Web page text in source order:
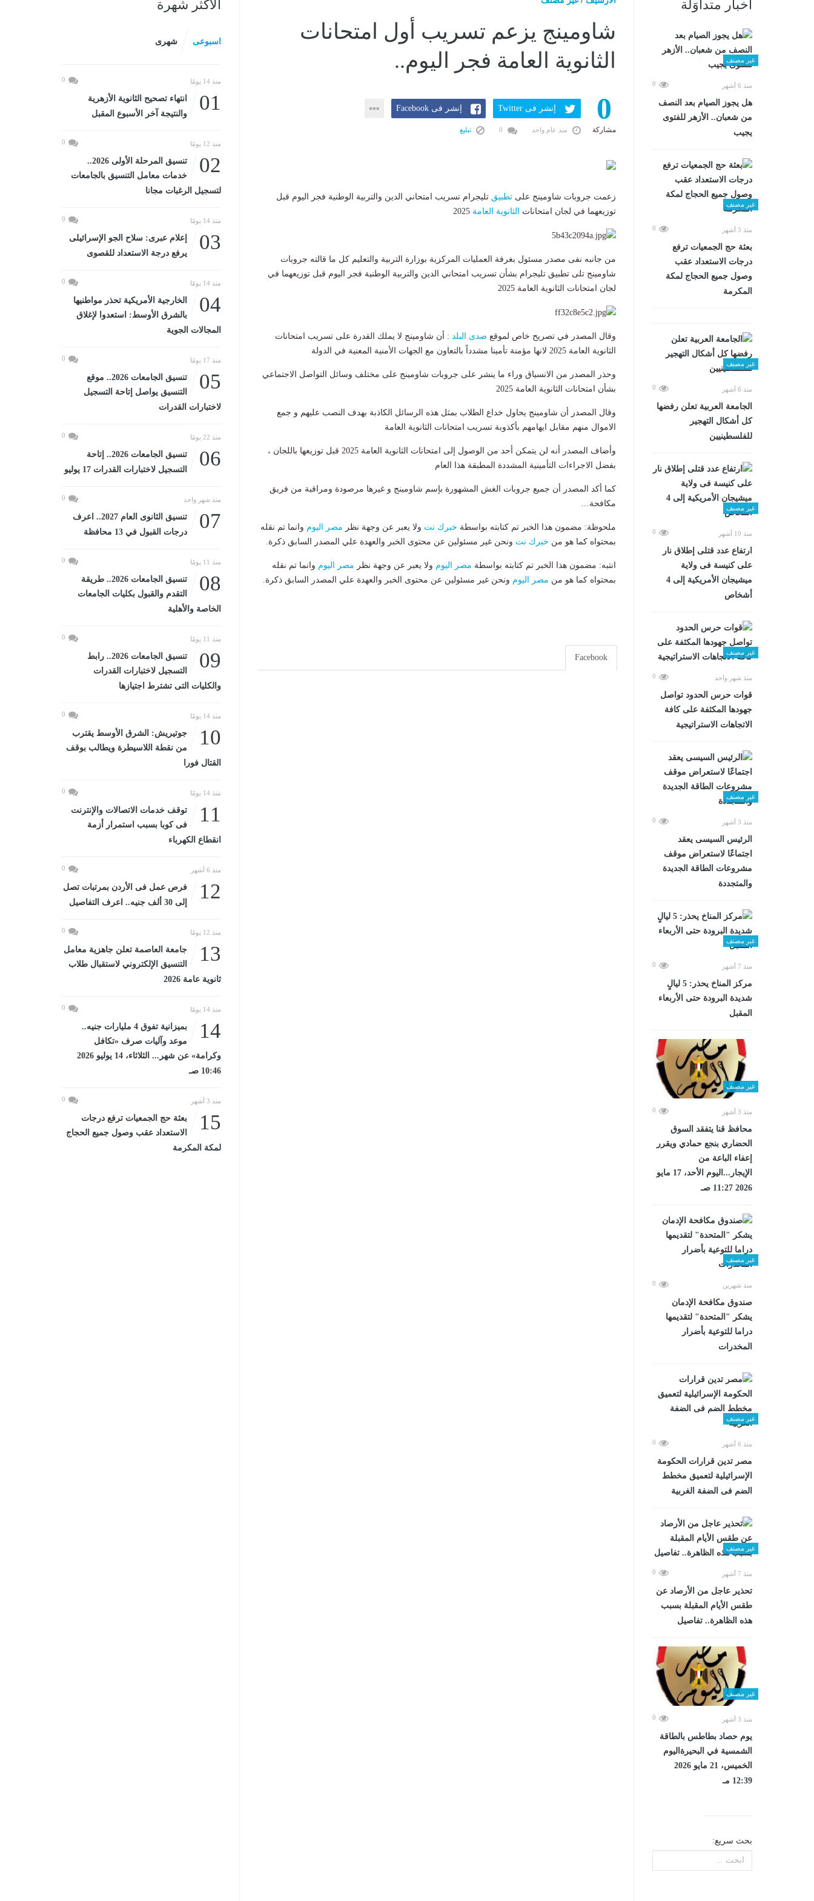
أخبار متداوَلة
غير مصنف
منذ 6 أشهر 0
هل يجوز الصيام بعد النصف
من شعبان.. الأزهر للفتوى
يجيب
غير مصنف
منذ 3 أشهر 0
بعثة حج الجمعيات ترفع
درجات الاستعداد عقب
وصول جميع الحجاج لمكة
المكرمة
غير مصنف
منذ 6 أشهر 0
الجامعة العربية تعلن رفضها
كل أشكال التهجير
للفلسطينيين
غير مصنف
منذ 10 أشهر 0
ارتفاع عدد قتلى إطلاق نار
على كنيسة فى ولاية
ميشيجان الأمريكية إلى 4
أشخاص
غير مصنف
منذ شهر واحد 0
قوات حرس الحدود تواصل
جهودها المكثفة على كافة
الاتجاهات الاستراتيجية
غير مصنف
منذ 3 أشهر 0
الرئيس السيسى يعقد
اجتماعًا لاستعراض موقف
مشروعات الطاقة الجديدة
والمتجددة
غير مصنف
منذ 7 أشهر 0
مركز المناخ يحذر: 5 ليالٍ
شديدة البرودة حتى الأربعاء
المقبل
غير مصنف
منذ 3 أشهر 0
محافظ قنا يتفقد السوق
الحضاري بنجع حمادي ويقرر
إعفاء الباعة من
الإيجار...اليوم الأحد، 17 مايو
2026 11:27 صـ
غير مصنف
منذ شهرين 0
صندوق مكافحة الإدمان
يشكر "المتحدة" لتقديمها
دراما للتوعية بأضرار
المخدرات
غير مصنف
منذ 6 أشهر 0
مصر تدين قرارات الحكومة
الإسرائيلية لتعميق مخطط
الضم فى الضفة الغربية
غير مصنف
منذ 7 أشهر 0
تحذير عاجل من الأرصاد عن
طقس الأيام المقبلة بسبب
هذه الظاهرة.. تفاصيل
غير مصنف
منذ 3 أشهر 0
يوم حصاد بطاطس بالطاقة
الشمسية في البحيرةاليوم
الخميس، 21 مايو 2026
12:39 مـ
بحث سريع:
شاومينج يزعم تسريب أول امتحانات
الثانوية العامة فجر اليوم..
0
مشاركة
إنشر فى Twitter إنشر فى Facebook
منذ عام واحد تبليغ
زعمت جروبات شاومينج على تطبيق تليجرام تسريب امتحاني الدين والتربية الوطنية فجر اليوم قبل
توزيعهما في لجان امتحانات
الثانوية العامة
من جانبه نفى مصدر مسئول بغرفة العمليات المركزية بوزارة التربية والتعليم كل ما قالته جروبات
شاومينج تلى تطبيق تليجرام بشأن تسريب امتحاني الدين والتربية الوطنية فجر اليوم قبل توزيعهما في
لجان امتحانات الثانوية العامة 2025
وقال المصدر في تصريح خاص لموقع صدى البلد : أن شاومينج لا يملك القدرة على تسريب امتحانات
الثانوية العامة 2025 لانها مؤمنة تأمينا مشدداً بالتعاون مع الجهات الأمنية المعنية في الدولة
وحذر المصدر من الانسياق وراء ما ينشر على جروبات شاومينج على مختلف وسائل التواصل الاجتماعي
بشأن امتحانات الثانوية العامة 2025
وقال المصدر أن شاومينج يحاول خداع الطلاب بمثل هذه الرسائل الكاذبة بهدف النصب عليهم و جمع
الاموال منهم مقابل ايهامهم بأكذوبة تسريب امتحانات الثانوية العامة
وأضاف المصدر أنه لن يتمكن أحد من الوصول إلى امتحانات الثانوية العامة 2025 قبل توزيعها باللجان ،
بفضل الاجراءات التأمينية المشددة المطبقة هذا العام
كما أكد المصدر أن جميع جروبات الغش المشهورة بإسم شاومينج و غيرها مرصودة ومراقبة من فريق
مكافحة…
ملحوظة: مضمون هذا الخبر تم كتابته بواسطة خبرك نت ولا يعبر عن وجهة نظر مصر اليوم وانما تم نقله
بمحتواه كما هو من خبرك نت ونحن غير مسئولين عن محتوى الخبر والعهدة علي المصدر السابق ذكرة.
انتبه: مضمون هذا الخبر تم كتابته بواسطة مصر اليوم ولا يعبر عن وجهة نظر مصر اليوم وانما تم نقله
بمحتواه كما هو من مصر اليوم ونحن غير مسئولين عن محتوى الخبر والعهدة علي المصدر السابق ذكرة.
Facebook
الأكثر شهرة
اسبوعى شهرى
منذ 14 يومًا 0
01
انتهاء تصحيح الثانوية الأزهرية
والنتيجة آخر الأسبوع المقبل
منذ 12 يومًا 0
02
تنسيق المرحلة الأولى 2026..
خدمات معامل التنسيق بالجامعات
لتسجيل الرغبات مجانا
منذ 14 يومًا 0
03
إعلام عبرى: سلاح الجو الإسرائيلى
يرفع درجة الاستعداد للقصوى
منذ 14 يومًا 0
04
الخارجية الأمريكية تحذر مواطنيها
بالشرق الأوسط: استعدوا لإغلاق
المجالات الجوية
منذ 17 يومًا 0
05
تنسيق الجامعات 2026.. موقع
التنسيق يواصل إتاحة التسجيل
لاختبارات القدرات
منذ 22 يومًا 0
06
تنسيق الجامعات 2026.. إتاحة
التسجيل لاختبارات القدرات 17 يوليو
منذ شهر واحد 0
07
تنسيق الثانوى العام 2027.. اعرف
درجات القبول في 13 محافظة
منذ 11 يومًا 0
08
تنسيق الجامعات 2026.. طريقة
التقدم والقبول بكليات الجامعات
الخاصة والأهلية
منذ 11 يومًا 0
09
تنسيق الجامعات 2026.. رابط
التسجيل لاختبارات القدرات
والكليات التى تشترط اجتيازها
منذ 14 يومًا 0
10
جوتيريش: الشرق الأوسط يقترب
من نقطة اللاسيطرة ويطالب بوقف
القتال فورا
منذ 14 يومًا 0
11
توقف خدمات الاتصالات والإنترنت
فى كوبا بسبب استمرار أزمة
انقطاع الكهرباء
منذ 6 أشهر 0
12
فرص عمل فى الأردن بمرتبات تصل
إلى 30 ألف جنيه.. اعرف التفاصيل
منذ 12 يومًا 0
13
جامعة العاصمة تعلن جاهزية معامل
التنسيق الإلكتروني لاستقبال طلاب
ثانوية عامة 2026
منذ 14 يومًا 0
14
بميزانية تفوق 4 مليارات جنيه..
موعد وآليات صرف «تكافل
وكرامة» عن شهر... الثلاثاء، 14 يوليو 2026
10:46 صـ
منذ 3 أشهر 0
15
بعثة حج الجمعيات ترفع درجات
الاستعداد عقب وصول جميع الحجاج
لمكة المكرمة